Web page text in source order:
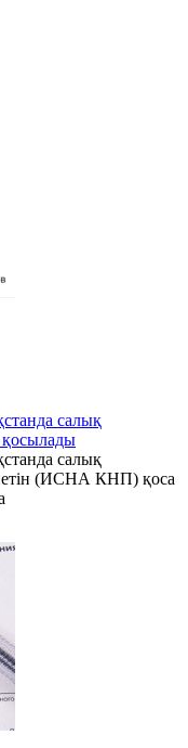
салық
қосылады
салық
(ИСНА КНП) қоса